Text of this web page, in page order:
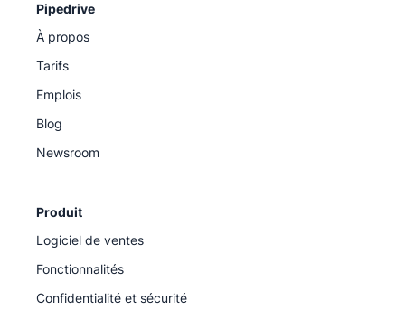
Pipedrive
À propos
Tarifs
Emplois
Blog
Newsroom
Produit
Logiciel de ventes
Fonctionnalités
Confidentialité et sécurité